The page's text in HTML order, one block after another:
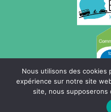
Mentions légales |
Nous utilisons des cookies
expérience sur notre site
site, nous supposerons